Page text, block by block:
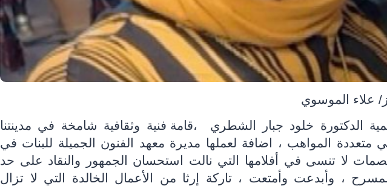
علاء الموسوي
الدكتورة خلود جبار الشطري
،قامة فنية وثقافية شامخة في مدينتنا
متعددة المواهب ، اضافة لعملها مديرة معهد الفنون الجميلة للبنات في
لا تنسى في أفلامها التي نالت استحسان الجمهور والنقاد على حد
، وأبدعت وأمتعت ، تاركة إرثا من الأعمال الخالدة التي لا تزال